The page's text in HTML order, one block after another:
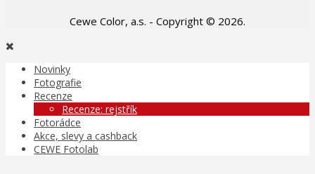
Cewe Color, a.s. - Copyright © 2026.
Novinky
Fotografie
Recenze
Recenze: rejstřík
Fotorádce
Akce, slevy a cashback
CEWE Fotolab